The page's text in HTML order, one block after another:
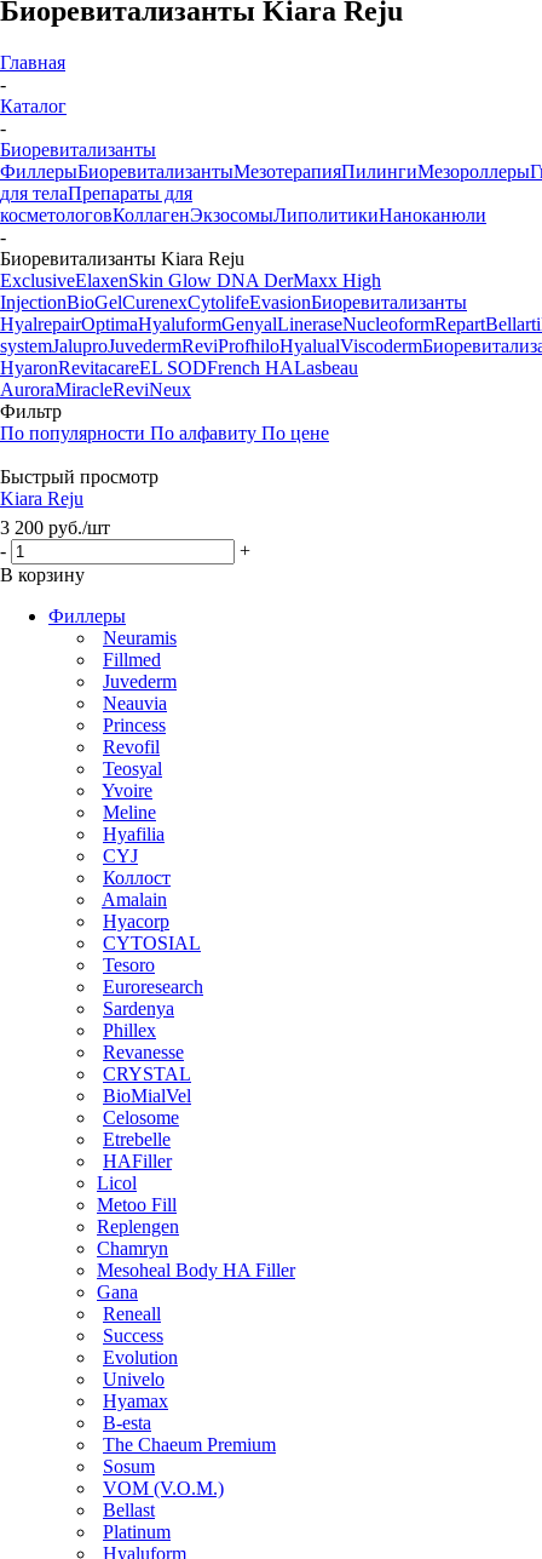
Биоревитализанты Kiara Reju
Главная
-
Каталог
-
Биоревитализанты
ФиллерыБиоревитализантыМезотерапияПилингиМезороллеры
для телаПрепараты для
косметологовКоллагенЭкзосомыЛиполитикиНаноканюли
-
Биоревитализанты Kiara Reju
ExclusiveElaxenSkin Glow DNA DerMaxx High
InjectionBioGelCurenexCytolifeEvasionБиоревитализанты
HyalrepairOptimaHyaluformGenyalLineraseNucleoformRepartBellarti
systemJaluproJuvedermReviProfhiloHyalualViscoderm
HyaronRevitacareEL SODFrench HALasbeau
AuroraMiracleReviNeux
Фильтр
По популярности По алфавиту По цене
Быстрый просмотр
Kiara Reju
3 200 руб./шт
-
+
В корзину
Филлеры
Neuramis
Fillmed
Juvederm
Neauvia
Princess
Revofil
Teosyal
Yvoire
Meline
Hyafilia
CYJ
Коллост
Amalain
Hyacorp
CYTOSIAL
Tesoro
Euroresearch
Sardenya
Phillex
Revanesse
CRYSTAL
BioMialVel
Celosome
Etrebelle
HAFiller
Licol
Metoo Fill
Replengen
Chamryn
Mesoheal Body HA Filler
Gana
Reneall
Success
Evolution
Univelo
Hyamax
B-esta
The Chaeum Premium
Sosum
VOM (V.O.M.)
Bellast
Platinum
Hyaluform